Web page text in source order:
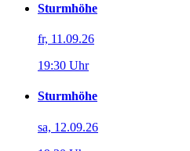
Sturmhöhe
fr, 11.09.26
19:30 Uhr
Sturmhöhe
sa, 12.09.26